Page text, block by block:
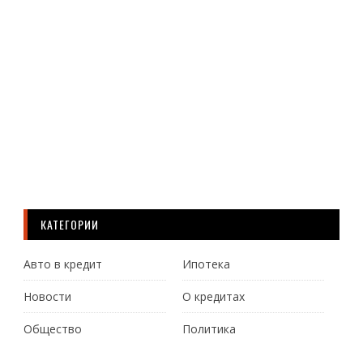
КАТЕГОРИИ
Авто в кредит Ипотека
Новости О кредитах
Общество Политика